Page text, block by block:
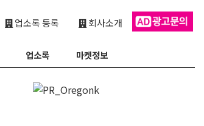
회사소개
업소록 등록
업소록 마켓정보